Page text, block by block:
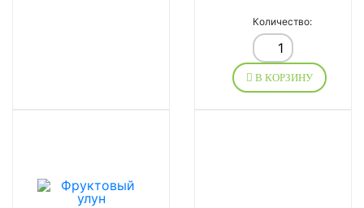
Количество:
В КОРЗИНУ